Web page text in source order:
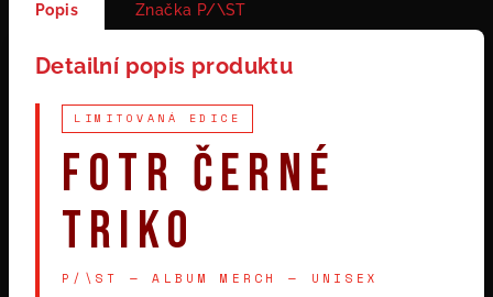
Popis Značka P/\ST
Detailní popis produktu
LIMITOVANÁ EDICE
FOTR ČERNÉ
TRIKO
P/\ST — ALBUM MERCH — UNISEX